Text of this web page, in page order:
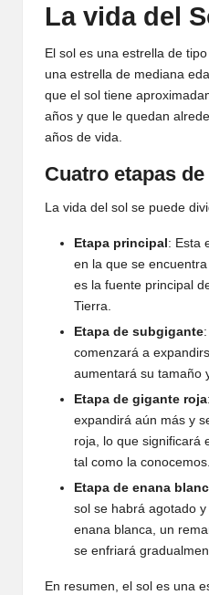
La vida del
El sol es una estrella de
una estrella de mediana
que el sol tiene
años y que le quedan
años de vida.
Cuatro etapas
La vida del sol se puede
Etapa principal : Esta
en la que se
es la fuente principal
Tierra.
Etapa de subgigante
comenzará a
aumentará su tamaño
Etapa de gigante roja
expandirá aún más y
roja, lo que significará
tal como la conocemos.
Etapa de enana
sol se habrá agotado
enana blanca, un
se enfriará
En resumen, el sol es una